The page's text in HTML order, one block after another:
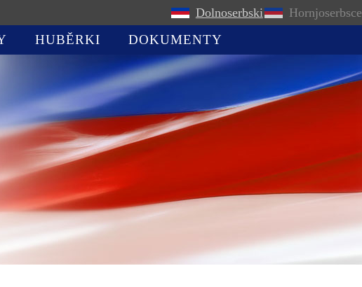
Dolnoserbski Hornjoserbsce
HUBĚRKI DOKUMENTY